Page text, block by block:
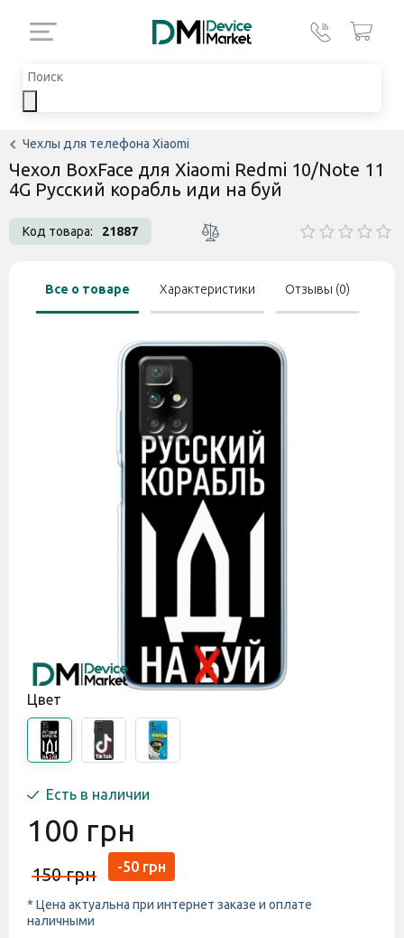
Чехлы для телефона Xiaomi
Чехол BoxFace для Xiaomi Redmi 10/Note 11
4G Русский корабль иди на буй
Код товара: 21887
Все о товаре Характеристики Отзывы (0)
Цвет
Есть в наличии
100 грн
150 грн -50 грн
* Цена актуальна при интернет заказе и оплате
наличными